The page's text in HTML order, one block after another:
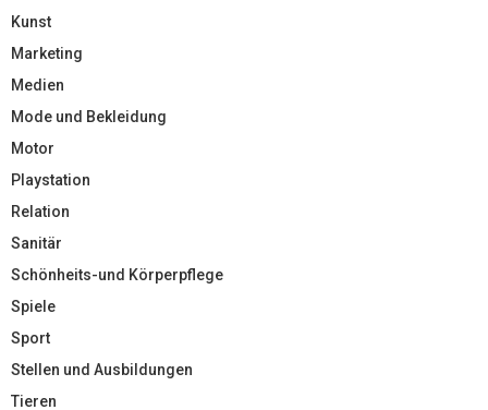
Kunst
Marketing
Medien
Mode und Bekleidung
Motor
Playstation
Relation
Sanitär
Schönheits-und Körperpflege
Spiele
Sport
Stellen und Ausbildungen
Tieren